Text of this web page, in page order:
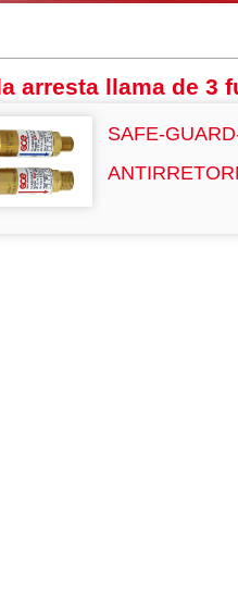
arresta llama de 3
SAFE-